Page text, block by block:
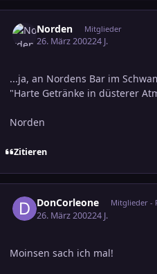
Norden Mitglieder
26. März 200224 J.
...ja, an Nordens Bar im
"Harte Getränke in düsterer
Norden
Zitieren
DonCorleone Mitglieder -
26. März 200224 J.
Moinsen sach ich mal!